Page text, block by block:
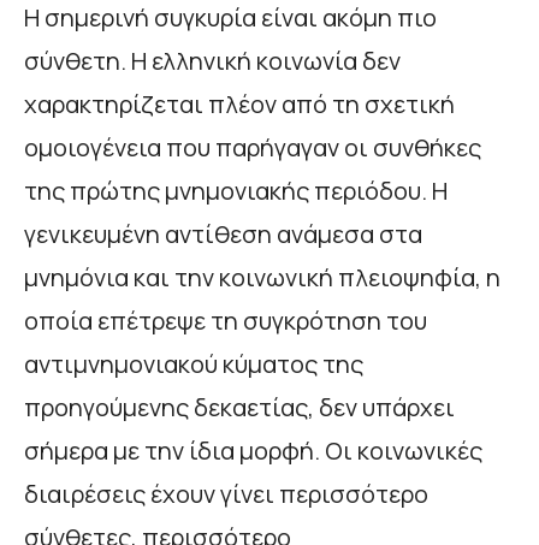
Η σημερινή συγκυρία είναι ακόμη πιο
σύνθετη. Η ελληνική κοινωνία δεν
χαρακτηρίζεται πλέον από τη σχετική
ομοιογένεια που παρήγαγαν οι συνθήκες
της πρώτης μνημονιακής περιόδου. Η
γενικευμένη αντίθεση ανάμεσα στα
μνημόνια και την κοινωνική πλειοψηφία, η
οποία επέτρεψε τη συγκρότηση του
αντιμνημονιακού κύματος της
προηγούμενης δεκαετίας, δεν υπάρχει
σήμερα με την ίδια μορφή. Οι κοινωνικές
διαιρέσεις έχουν γίνει περισσότερο
σύνθετες, περισσότερο